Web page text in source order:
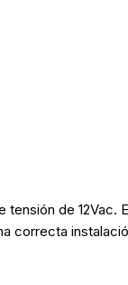
de 12Vac.
correcta